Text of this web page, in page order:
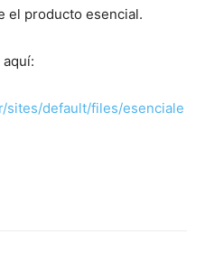
el producto esencial.
sites/default/files/esenciale